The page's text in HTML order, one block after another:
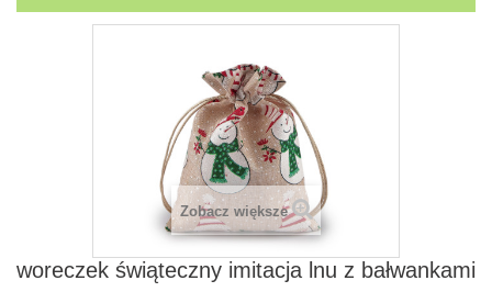
Zobacz większe
woreczek świąteczny imitacja lnu z bałwankami